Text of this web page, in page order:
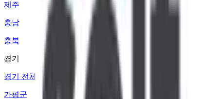
제주
충남
충북
경기
경기 전체
가평군